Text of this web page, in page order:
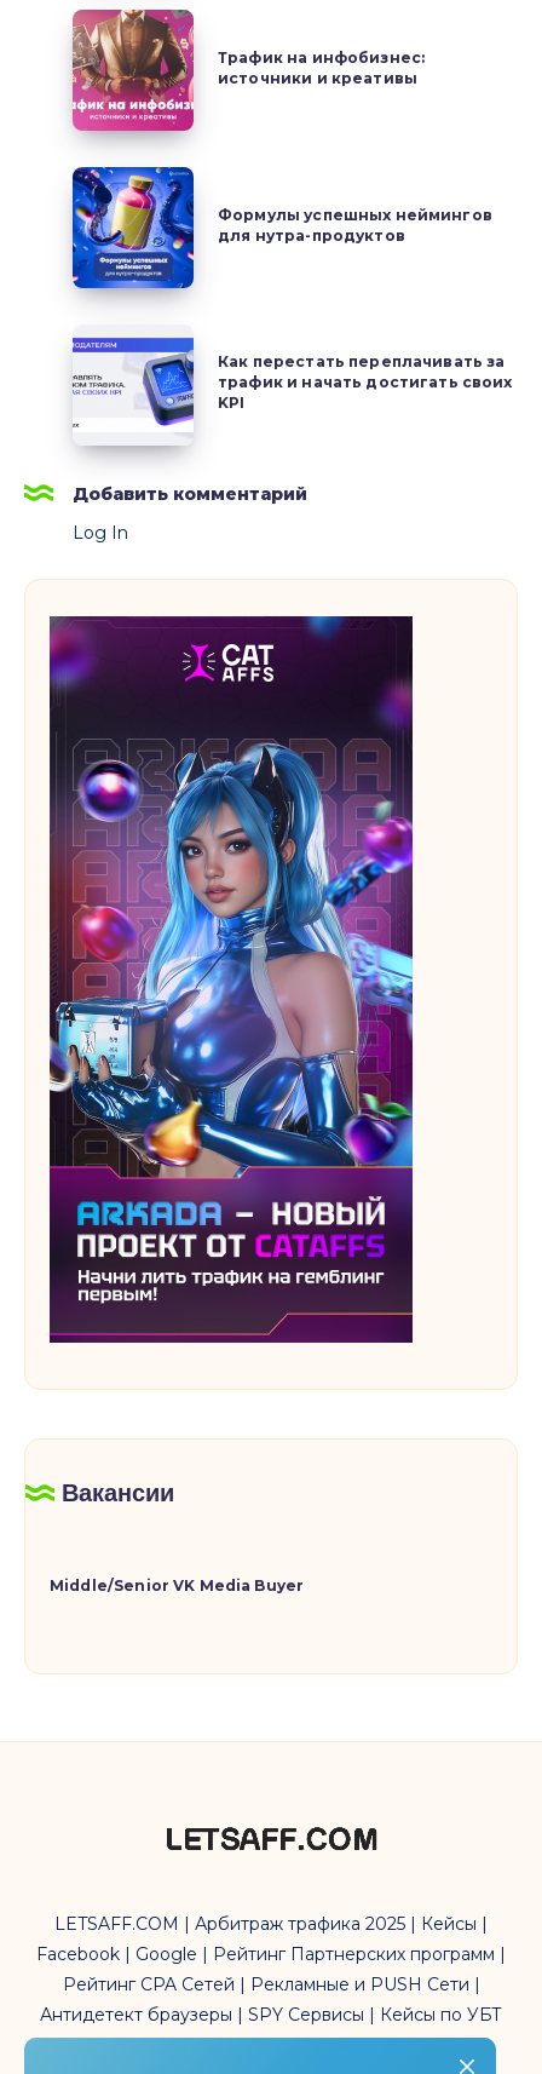
как
делать
качественные
аккаунты
с
нуля
Трафик
на
инфобизнес:
источники
креативы
Трафик на инфобизнес:
источники и креативы
Формулы
успешных
неймингов
для
нутра-
Формулы успешных неймингов
для нутра-продуктов
Как
перестать
переплачивать
за
трафик
и
достигать
своих
Как перестать переплачивать за
трафик и начать достигать своих
KPI
Добавить комментарий
Log In
Вакансии
Middle/Senior VK Media Buyer
LETSAFF.COM | Арбитраж трафика 2025 | Кейсы |
Facebook | Google | Рейтинг Партнерских программ |
Рейтинг CPA Сетей | Рекламные и PUSH Сети |
Антидетект браузеры | SPY Сервисы | Кейсы по УБТ
трафика | Affiliate Marketing